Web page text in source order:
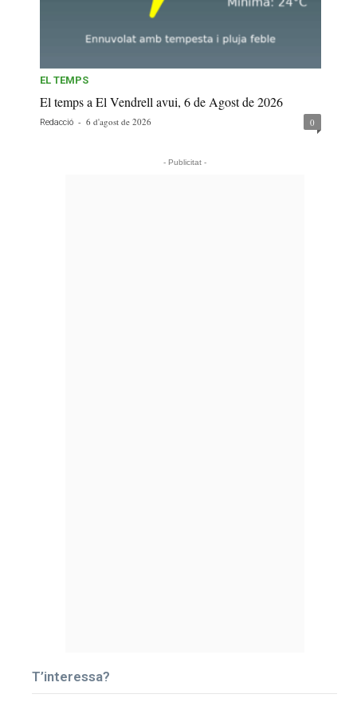
EL TEMPS
El temps a El Vendrell avui, 6 de Agost de 2026
Redacció - 6 d'agost de 2026 0
- Publicitat -
T’interessa?